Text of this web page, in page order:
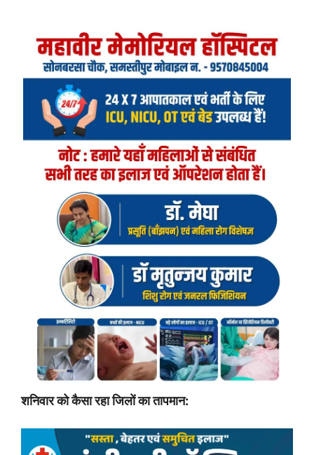
शनिवार को कैसा रहा जिलों का तापमान: